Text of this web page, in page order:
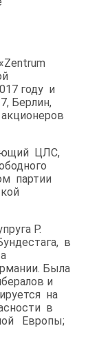
году и
Берлин,
ЦЛС,
партии
Р.
в
Была
и
на
в
Европы;